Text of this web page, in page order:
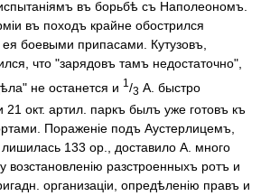
въ борьбѣ съ Наполеономъ.
въ походъ крайне обострился
боевыми припасами. Кутузовъ,
что "зарядовъ тамъ недостаточно",
не останется и 1 /3 А. быстро
окт. артил. паркъ былъ уже готовъ къ
Пораженіе подъ Аустерлицемъ,
лишилась 133 ор., доставило А. много
разстроенныхъ ротъ и
организаціи, опредѣленію правъ и